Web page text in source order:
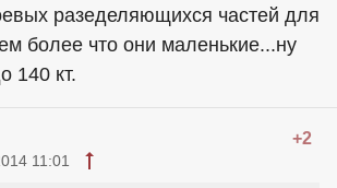
разеделяющихся частей для
более что они маленькие...ну
140 кт.
+2
11:01